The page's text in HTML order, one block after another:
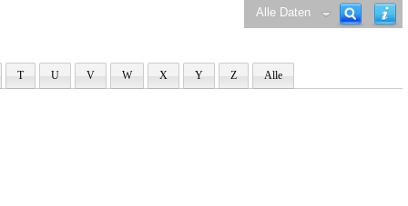
Alle Daten
T U V W X Y Z Alle